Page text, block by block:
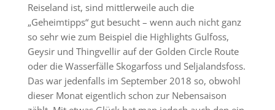
Reiseland ist, sind mittlerweile auch die
„Geheimtipps“ gut besucht – wenn auch nicht ganz
so sehr wie zum Beispiel die Highlights Gulfoss,
Geysir und Thingvellir auf der Golden Circle Route
oder die Wasserfälle Skogarfoss und Seljalandsfoss.
Das war jedenfalls im September 2018 so, obwohl
dieser Monat eigentlich schon zur Nebensaison